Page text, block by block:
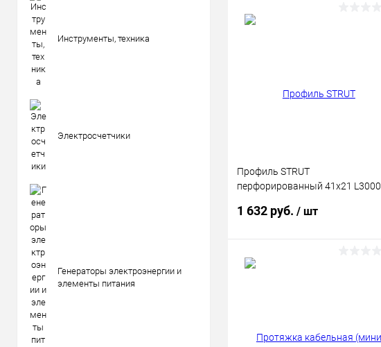
Инструменты, техника
Электросчетчики
Генераторы электроэнергии и
элементы питания
Профиль STRUT
перфорированный 41х21 L3000
1 632 руб. / шт